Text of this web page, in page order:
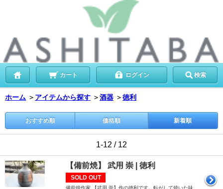
カート ログイン 検索
ホーム ＞ アイテムから探す ＞酒器 ＞徳利
おすすめ順 価格順 新着順
1-12 / 12
【備前焼】 武用 崇 | 徳利
SOLD OUT
備前焼作家 【武用 崇】作の徳利です。転がして焼いた味